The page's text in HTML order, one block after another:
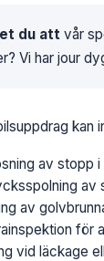
du att vår
Vi har jour
kan
av stopp
av
av
för
vid läckage